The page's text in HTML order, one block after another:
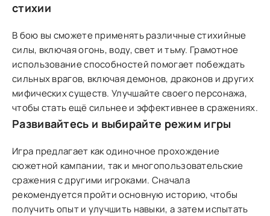
стихии
В бою вы сможете применять различные стихийные
силы, включая огонь, воду, свет и тьму. Грамотное
использование способностей помогает побеждать
сильных врагов, включая демонов, драконов и других
мифических существ. Улучшайте своего персонажа,
чтобы стать ещё сильнее и эффективнее в сражениях.
Развивайтесь и выбирайте режим игры
Игра предлагает как одиночное прохождение
сюжетной кампании, так и многопользовательские
сражения с другими игроками. Сначала
рекомендуется пройти основную историю, чтобы
получить опыт и улучшить навыки, а затем испытать